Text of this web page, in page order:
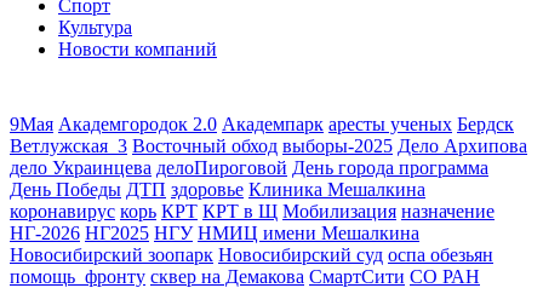
Спорт
Культура
Новости компаний
9Мая Академгородок 2.0 Академпарк аресты ученых Бердск
Ветлужская_3 Восточный обход выборы-2025 Дело Архипова
дело Украинцева делоПироговой День города программа
День Победы ДТП здоровье Клиника Мешалкина
коронавирус корь КРТ КРТ в Щ Мобилизация назначение
НГ-2026 НГ2025 НГУ НМИЦ имени Мешалкина
Новосибирский зоопарк Новосибирский суд оспа обезьян
помощь_фронту сквер на Демакова СмартСити СО РАН